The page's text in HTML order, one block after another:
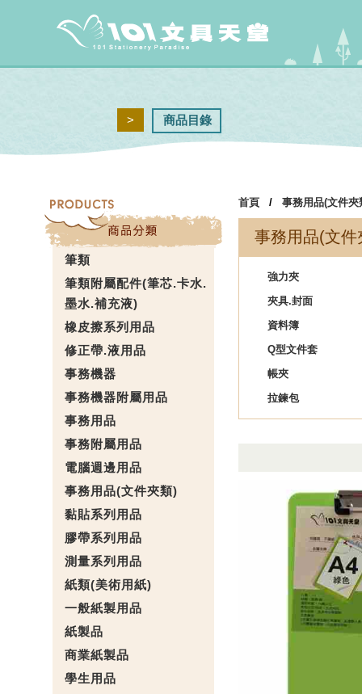
> 商品目錄
筆類
筆類附屬配件(筆芯.卡水.
墨水.補充液)
橡皮擦系列用品
修正帶.液用品
事務機器
事務機器附屬用品
事務用品
事務附屬用品
電腦週邊用品
事務用品(文件夾類)
黏貼系列用品
膠帶系列用品
測量系列用品
紙類(美術用紙)
一般紙製用品
紙製品
商業紙製品
學生用品
首頁 / 事務用品(文件夾
事務用品(文件
強力夾
夾具.封面
資料簿
Q型文件套
帳夾
拉鍊包